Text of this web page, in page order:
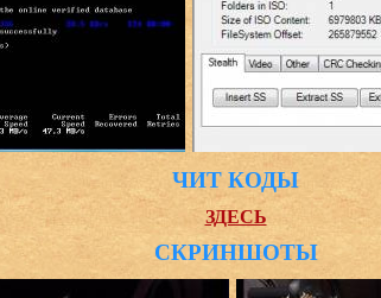
ЧИТ КОДЫ
ЗДЕСЬ
СКРИНШОТЫ